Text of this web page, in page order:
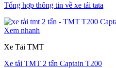
Tổng hợp thông tin về xe tải tata
Xem nhanh
Xe Tải TMT
Xe tải TMT 2 tấn Captain T200